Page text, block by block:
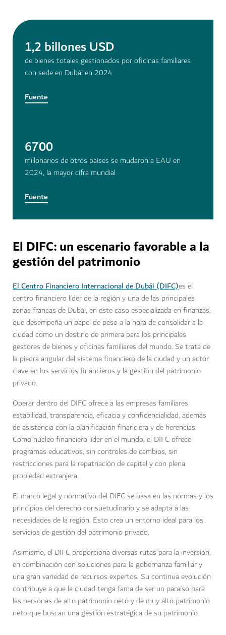
1,2 billones USD
de bienes totales gestionados por oficinas familiares
con sede en Dubái en 2024
Fuente
6700
millonarios de otros países se mudaron a EAU en
2024, la mayor cifra mundial
Fuente
El DIFC: un escenario favorable a la
gestión del patrimonio
El Centro Financiero Internacional de Dubái (DIFC)es el
centro financiero líder de la región y una de las principales
zonas francas de Dubái, en este caso especializada en finanzas,
que desempeña un papel de peso a la hora de consolidar a la
ciudad como un destino de primera para los principales
gestores de bienes y oficinas familiares del mundo. Se trata de
la piedra angular del sistema financiero de la ciudad y un actor
clave en los servicios financieros y la gestión del patrimonio
privado.
Operar dentro del DIFC ofrece a las empresas familiares
estabilidad, transparencia, eficacia y confidencialidad, además
de asistencia con la planificación financiera y de herencias.
Como núcleo financiero líder en el mundo, el DIFC ofrece
programas educativos, sin controles de cambios, sin
restricciones para la repatriación de capital y con plena
propiedad extranjera.
El marco legal y normativo del DIFC se basa en las normas y los
principios del derecho consuetudinario y se adapta a las
necesidades de la región. Esto crea un entorno ideal para los
servicios de gestión del patrimonio privado.
Asimismo, el DIFC proporciona diversas rutas para la inversión,
en combinación con soluciones para la gobernanza familiar y
una gran variedad de recursos expertos. Su continua evolución
contribuye a que la ciudad tenga fama de ser un paraíso para
las personas de alto patrimonio neto y de muy alto patrimonio
neto que buscan una gestión estratégica de su patrimonio.